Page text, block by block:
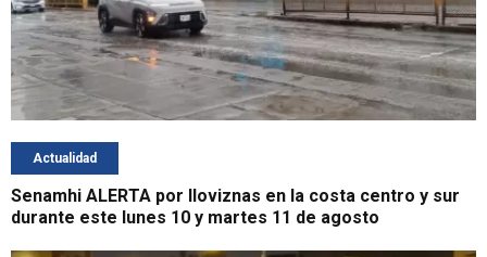
Actualidad
Senamhi ALERTA por lloviznas en la costa centro y sur
durante este lunes 10 y martes 11 de agosto